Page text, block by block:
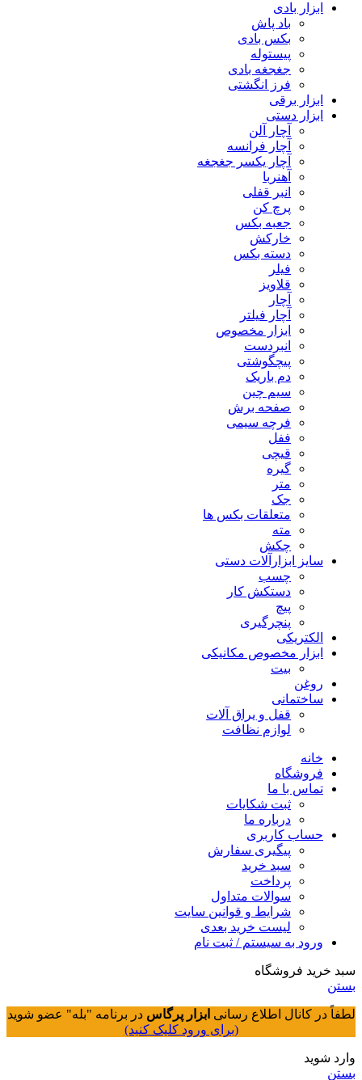
ابزار بادی
باد پاش
بکس بادی
پیستوله
جغجغه بادی
فرز انگشتی
ابزار برقی
ابزار دستی
آچار آلن
آچار فرانسه
آچار یکسر جغجغه
آهنربا
انبر قفلی
پرچ کن
جعبه بکس
خارکش
دسته بکس
فیلر
قلاویز
آچار
آچار فیلتر
ابزار مخصوص
انبردست
پیچگوشتی
دم باریک
سیم چین
صفحه برش
فرچه سیمی
ففل
قیچی
گیره
متر
جک
متعلقات بکس ها
مته
چکش
سایز ابزارآلات دستی
چسب
دستکش کار
پیچ
پنچرگیری
الکتریکی
ابزار مخصوص مکانیکی
بیت
روغن
ساختمانی
قفل و یراق آلات
لوازم نظافت
خانه
فروشگاه
تماس با ما
ثبت شکایات
درباره ما
حساب کاربری
پیگیری سفارش
سبد خرید
پرداخت
سوالات متداول
شرایط و قوانین سایت
لیست خرید بعدی
ورود به سیستم / ثبت نام
سبد خرید فروشگاه
بستن
لطفاً در کانال اطلاع رسانی ابزار پرگاس در برنامه "بله" عضو شوید
(برای ورود کلیک کنید)
وارد شوید
بستن